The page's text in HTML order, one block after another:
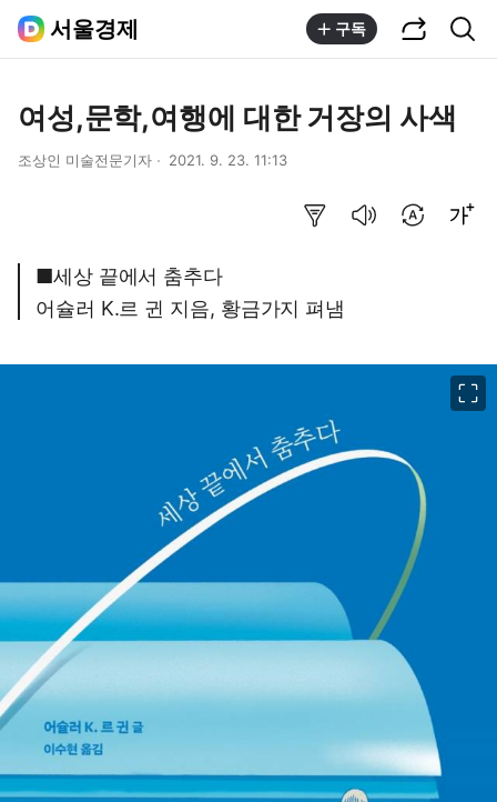
서울경제 구독
여성,문학,여행에 대한 거장의 사색
조상인 미술전문기자 2021. 9. 23. 11:13
■세상 끝에서 춤추다
어슐러 K.르 귄 지음, 황금가지 펴냄